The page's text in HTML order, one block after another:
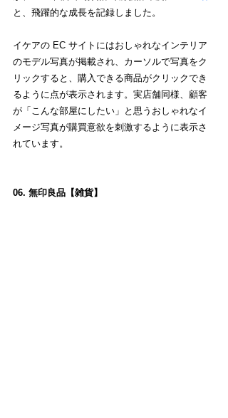
と、飛躍的な成長を記録しました。
イケアの EC サイトにはおしゃれなインテリア
のモデル写真が掲載され、カーソルで写真をク
リックすると、購入できる商品がクリックでき
るように点が表示されます。実店舗同様、顧客
が「こんな部屋にしたい」と思うおしゃれなイ
メージ写真が購買意欲を刺激するように表示さ
れています。
06. 無印良品【雑貨】